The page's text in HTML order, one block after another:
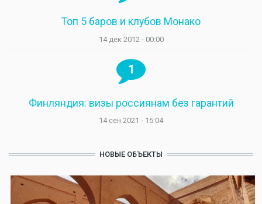
Топ 5 баров и клубов Монако
14 дек 2012 - 00:00
1
Финляндия: визы россиянам без гарантий
14 сен 2021 - 15:04
НОВЫЕ ОБЪЕКТЫ